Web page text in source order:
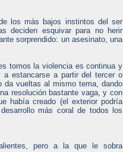
los más bajos instintos del ser
deciden esquivar para no herir
sorprendido: un asesinato, una
tomos la violencia es continua y
a estancarse a partir del tercer o
da vueltas al mismo tema, dando
resolución bastante vaga, y con
había creado (el exterior podría
más coral de todos los
pero a la que le sobra